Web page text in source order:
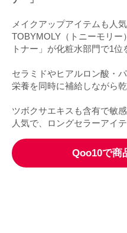
メイクアップアイテムも人
TOBYMOLY（トニーモリー
トナー」が化粧水部門で1位
セラミドやヒアルロン酸・
栄養を同時に補給しながら
ツボクサエキスも含有で敏
人気で、ロングセラーアイテ
Qoo10で商